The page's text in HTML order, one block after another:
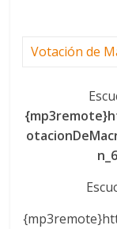
Votación de